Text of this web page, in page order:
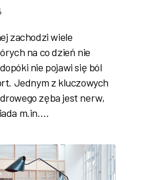
zachodzi wiele
na co dzień nie
nie pojawi się ból
Jednym z kluczowych
zęba jest nerw,
m.in.…